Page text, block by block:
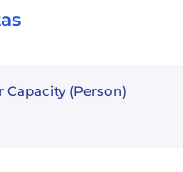
Capacity (Person)